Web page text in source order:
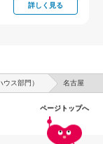
詳しく見る
ス部門） 名古屋
ページトップへ